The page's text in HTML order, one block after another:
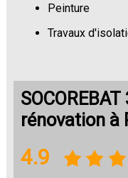
Peinture
Travaux
rénovation à
4.9